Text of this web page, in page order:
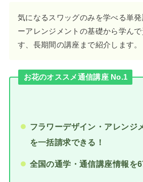
気になるスワッグのみを学べる単
ーアレンジメントの基礎から学ん
す、長期間の講座まで紹介します。
お花のオススメ通信講座 No.1
フラワーデザイン・アレンジ
を一括請求できる！
全国の通学・通信講座情報を